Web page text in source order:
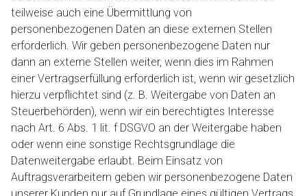
teilweise auch eine Übermittlung von
personenbezogenen Daten an diese externen Stellen
erforderlich. Wir geben personenbezogene Daten nur
dann an externe Stellen weiter, wenn dies im Rahmen
einer Vertragserfüllung erforderlich ist, wenn wir gesetzlich
hierzu verpflichtet sind (z. B. Weitergabe von Daten an
Steuerbehörden), wenn wir ein berechtigtes Interesse
nach Art. 6 Abs. 1 lit. f DSGVO an der Weitergabe haben
oder wenn eine sonstige Rechtsgrundlage die
Datenweitergabe erlaubt. Beim Einsatz von
Auftragsverarbeitern geben wir personenbezogene Daten